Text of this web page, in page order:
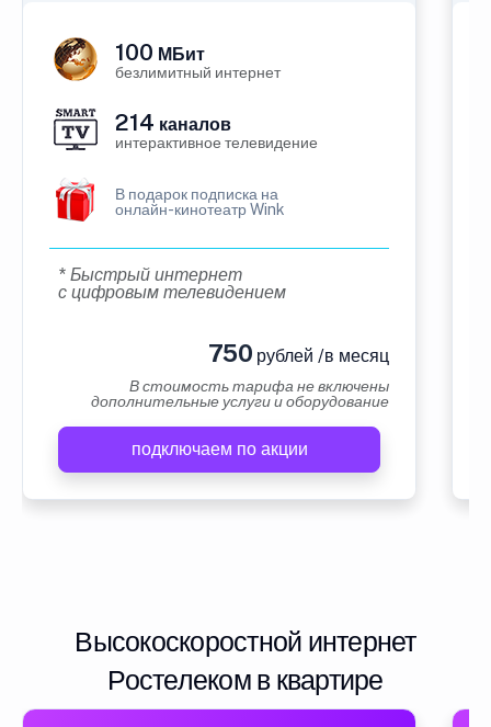
100 МБит
безлимитный интернет
214 каналов
интерактивное телевидение
В подарок подписка на
онлайн-кинотеатр Wink
* Быстрый интернет
с цифровым телевидением
750 рублей /в месяц
В стоимость тарифа не включены
дополнительные услуги и оборудование
подключаем по акции
Высокоскоростной интернет
Ростелеком в квартире